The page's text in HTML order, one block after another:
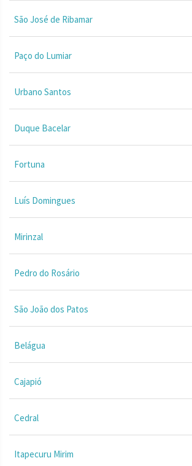
São José de Ribamar
Paço do Lumiar
Urbano Santos
Duque Bacelar
Fortuna
Luís Domingues
Mirinzal
Pedro do Rosário
São João dos Patos
Belágua
Cajapió
Cedral
Itapecuru Mirim